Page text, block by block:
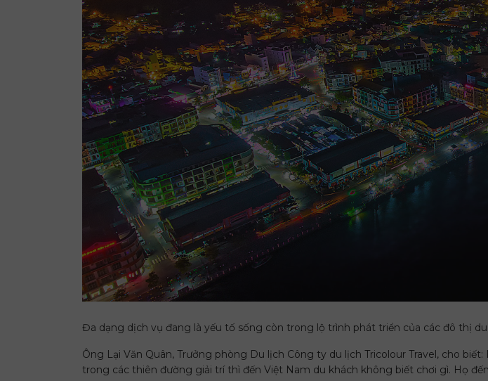
Đa dạng dịch vụ đang là yếu tố sống còn trong lộ trình phát triển của các đô thị
Ông Lại Văn Quân, Trưởng phòng Du lịch Công ty du lịch Tricolour Travel, cho
trong các thiên đường giải trí thì đến Việt Nam du khách không biết chơi gì. Họ